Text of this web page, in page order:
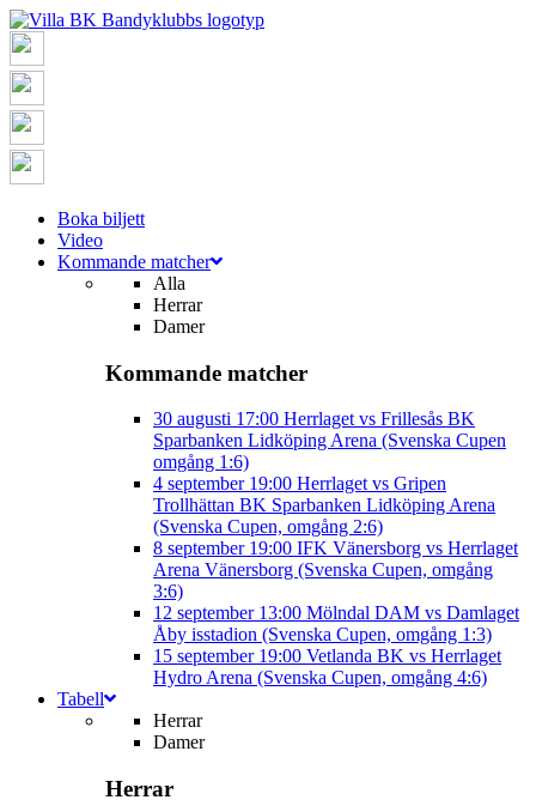
Boka biljett
Video
Kommande matcher
Alla
Herrar
Damer
Kommande matcher
30 augusti 17:00 Herrlaget vs Frillesås BK
Sparbanken Lidköping Arena (Svenska Cupen
omgång 1:6)
4 september 19:00 Herrlaget vs Gripen
Trollhättan BK Sparbanken Lidköping Arena
(Svenska Cupen, omgång 2:6)
8 september 19:00 IFK Vänersborg vs Herrlaget
Arena Vänersborg (Svenska Cupen, omgång
3:6)
12 september 13:00 Mölndal DAM vs Damlaget
Åby isstadion (Svenska Cupen, omgång 1:3)
15 september 19:00 Vetlanda BK vs Herrlaget
Hydro Arena (Svenska Cupen, omgång 4:6)
Tabell
Herrar
Damer
Herrar